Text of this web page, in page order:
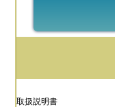
取扱説明書